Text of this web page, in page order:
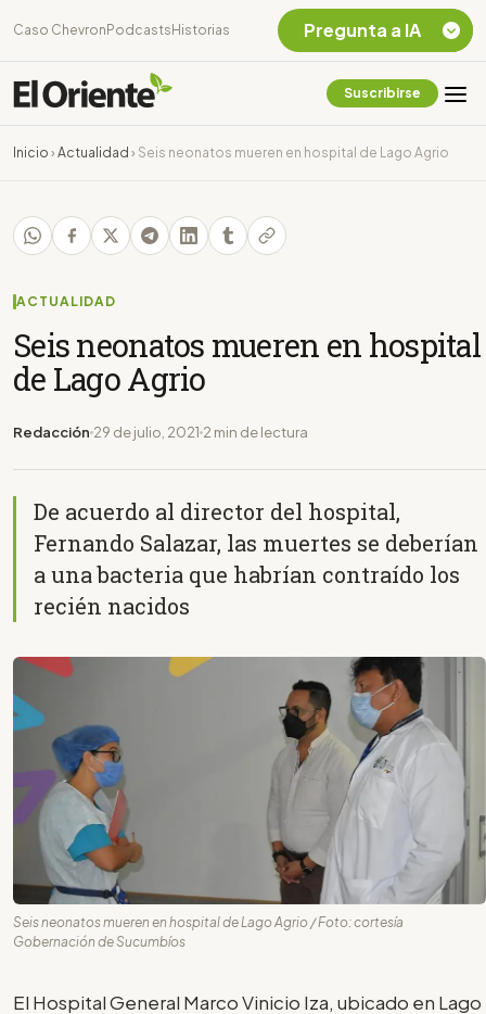
Caso Chevron Podcasts Historias
Suscribirse
Inicio › Actualidad › Seis neonatos mueren en hospital de Lago Agrio
ACTUALIDAD
Seis neonatos mueren en hospital
de Lago Agrio
Redacción 29 de julio, 2021 2 min de lectura
De acuerdo al director del hospital,
Fernando Salazar, las muertes se deberían
a una bacteria que habrían contraído los
recién nacidos
Seis neonatos mueren en hospital de Lago Agrio / Foto: cortesía
Gobernación de Sucumbíos
El Hospital General Marco Vinicio Iza, ubicado en Lago
Pregunta a IA
Chevron Ecuador